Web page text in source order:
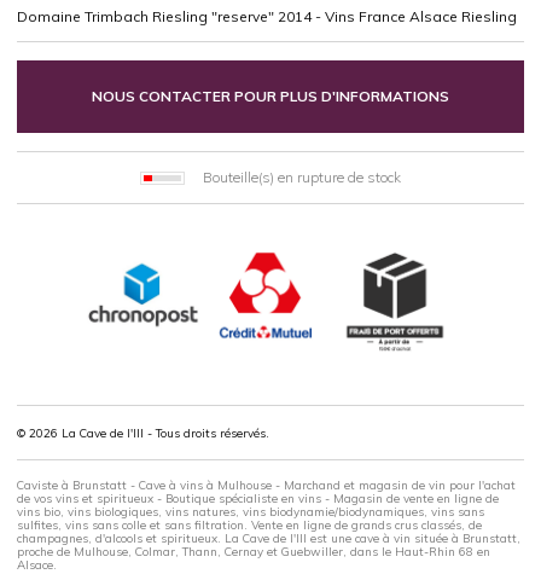
Domaine Trimbach Riesling "reserve" 2014 - Vins France Alsace Riesling
NOUS CONTACTER POUR PLUS D'INFORMATIONS
Bouteille(s) en rupture de stock
© 2026 La Cave de l'Ill - Tous droits réservés.
Caviste à Brunstatt - Cave à vins à Mulhouse - Marchand et magasin de vin pour l'achat
de vos vins et spiritueux - Boutique spécialiste en vins - Magasin de vente en ligne de
vins bio, vins biologiques, vins natures, vins biodynamie/biodynamiques, vins sans
sulfites, vins sans colle et sans filtration. Vente en ligne de grands crus classés, de
champagnes, d'alcools et spiritueux. La Cave de l'Ill est une cave à vin située à Brunstatt,
proche de Mulhouse, Colmar, Thann, Cernay et Guebwiller, dans le Haut-Rhin 68 en
Alsace.